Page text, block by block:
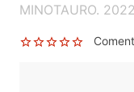
MINOTAURO. 2022